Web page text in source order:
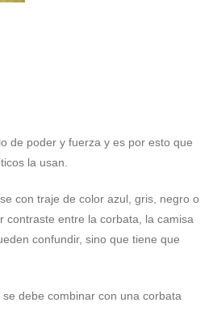
de poder y fuerza y es por esto que
la usan.
con traje de color azul, gris, negro o
contraste entre la corbata, la camisa
confundir, sino que tiene que
debe combinar con una corbata